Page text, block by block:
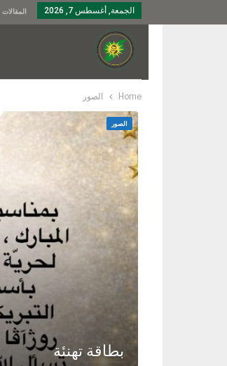
الجمعة, أغسطس 7, 2026 المقالات
Home الصور
الصور
بطاقة تهنئة